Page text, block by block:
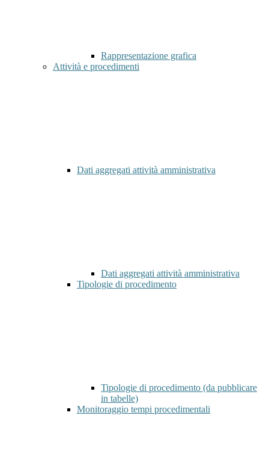
Rappresentazione grafica
Attività e procedimenti
Dati aggregati attività amministrativa
Dati aggregati attività amministrativa
Tipologie di procedimento
Tipologie di procedimento (da pubblicare
in tabelle)
Monitoraggio tempi procedimentali